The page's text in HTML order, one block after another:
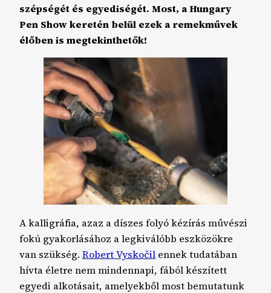
szépségét és egyediségét. Most, a Hungary
Pen Show keretén belül ezek a remekművek
élőben is megtekinthetők!
A kalligráfia, azaz a díszes folyó kézírás művészi
fokú gyakorlásához a legkiválóbb eszközökre
van szükség. Robert Vyskočil ennek tudatában
hívta életre nem mindennapi, fából készített
egyedi alkotásait, amelyekből most bemutatunk